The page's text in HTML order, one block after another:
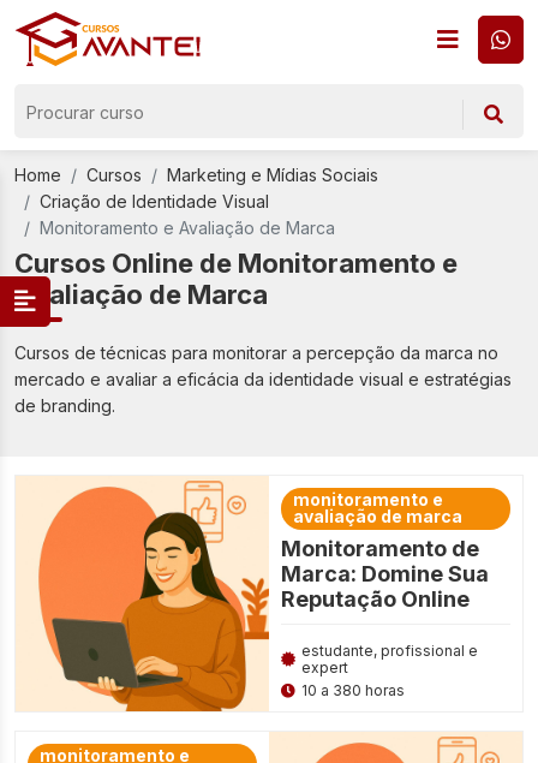
Home Cursos
Marketing e Mídias Sociais
Criação de Identidade Visual
Monitoramento e Avaliação de Marca
Cursos Online de Monitoramento e
Avaliação de Marca
Cursos de técnicas para monitorar a percepção da marca no
mercado e avaliar a eficácia da identidade visual e estratégias
de branding.
monitoramento e
avaliação de marca
Monitoramento de
Marca: Domine Sua
Reputação Online
estudante, profissional e
expert
10 a 380 horas
monitoramento e